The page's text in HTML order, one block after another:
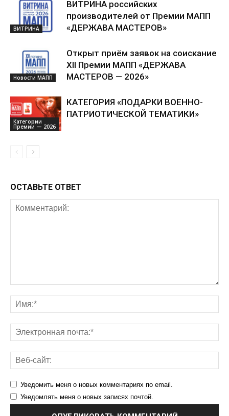
ВИТРИНА
ВИТРИНА российских
производителей от Премии МАПП
«ДЕРЖАВА МАСТЕРОВ»
Новости МАПП
Открыт приём заявок на соискание
XII Премии МАПП «ДЕРЖАВА
МАСТЕРОВ — 2026»
Категории
Премии — 2026
КАТЕГОРИЯ «ПОДАРКИ ВОЕННО-
ПАТРИОТИЧЕСКОЙ ТЕМАТИКИ»
ОСТАВЬТЕ ОТВЕТ
Уведомить меня о новых комментариях по email.
Уведомлять меня о новых записях почтой.